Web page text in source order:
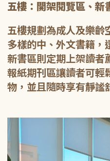
五樓：開架閱覽區、新
五樓規劃為成人及樂齡
多樣的中、外文書籍，
新書區則定期上架讀者
報紙期刊區讓讀者可輕
物，並且隨時享有靜謐